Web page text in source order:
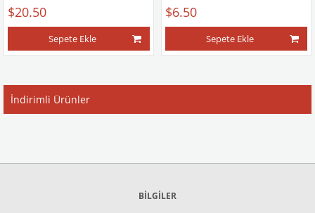
$20.50
Sepete Ekle
$6.50
Sepete Ekle
İndirimli Ürünler
BİLGİLER